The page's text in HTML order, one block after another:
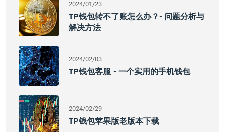
2024/01/23
TP钱包转不了账怎么办？- 问题分析与
解决方法
2024/02/03
TP钱包客服 - 一个实用的手机钱包
2024/02/29
TP钱包苹果版老版本下载